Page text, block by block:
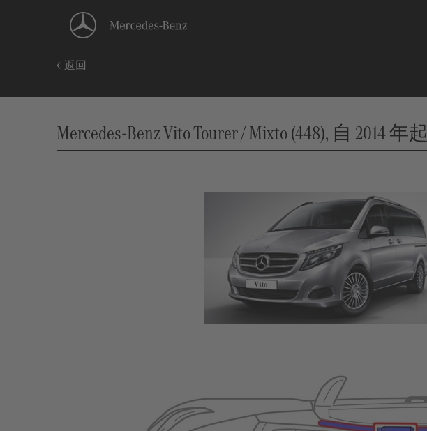
返回
Mercedes-Benz Vito Tourer / Mixto (448), 自 2014 年起